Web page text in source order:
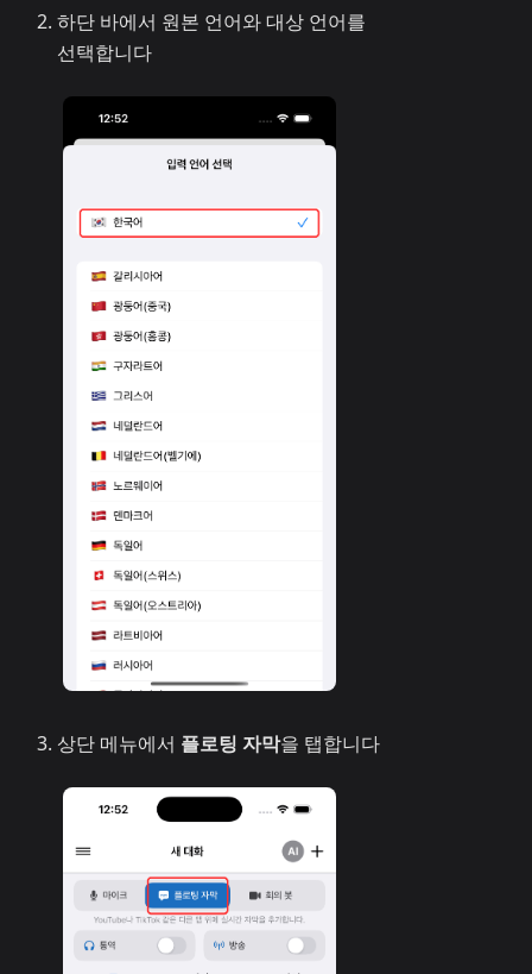
하단 바에서 원본 언어와 대상 언어를
선택합니다
상단 메뉴에서 플로팅 자막을 탭합니다